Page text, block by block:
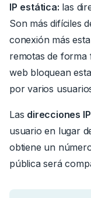
IP estática: las
Son más difíciles
conexión más
remotas de forma
web bloquean
por varios
Las direcciones
usuario en lugar
obtiene un
pública será